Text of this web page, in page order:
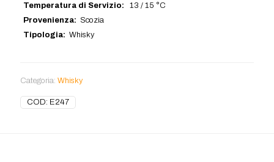
Temperatura di Servizio: 13 / 15 °C
Provenienza: Scozia
Tipologia: Whisky
Categoria: Whisky
COD: E247